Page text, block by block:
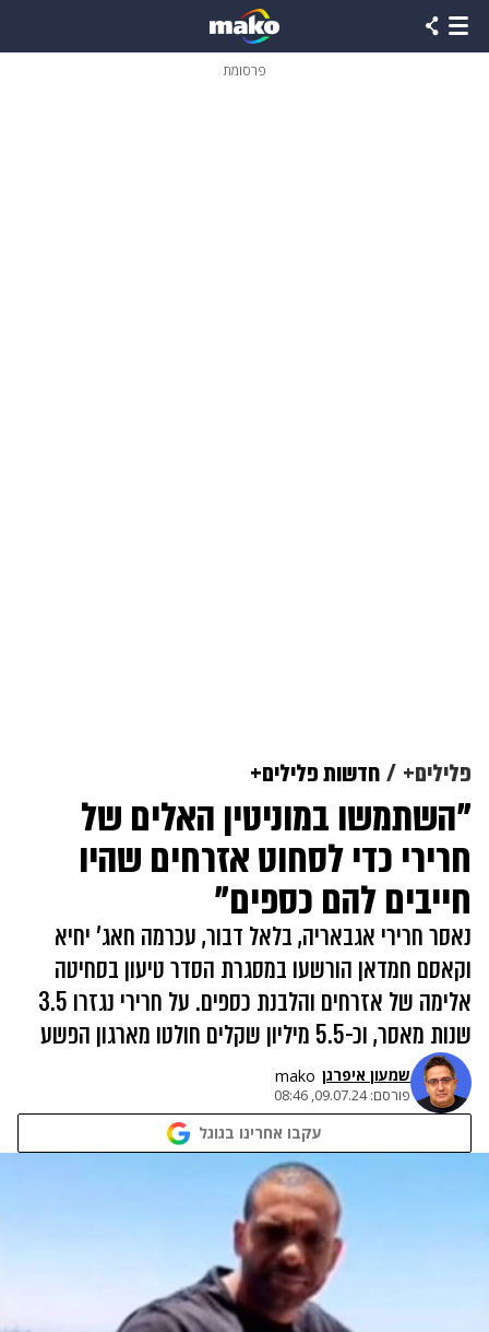
פרסומת
פלילים+ חדשות פלילים+
"השתמשו במוניטין האלים של
חרירי כדי לסחוט אזרחים שהיו
חייבים להם כספים"
נאסר חרירי אגבאריה, בלאל דבור, עכרמה חאג' יחיא
וקאסם חמדאן הורשעו במסגרת הסדר טיעון בסחיטה
אלימה של אזרחים והלבנת כספים. על חרירי נגזרו 3.5
שנות מאסר, וכ-5.5 מיליון שקלים חולטו מארגון הפשע
שמעון איפרגן​ mako
פורסם:09.07.24, 08:46
עקבו אחרינו בגוגל